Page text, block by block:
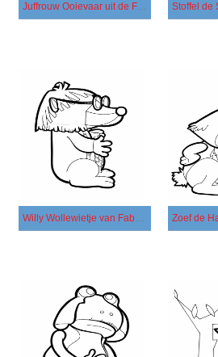
Juffrouw Ooievaar uit de Fabeltjeskrant
Willy Wollewietje van Fabeltjeskrant